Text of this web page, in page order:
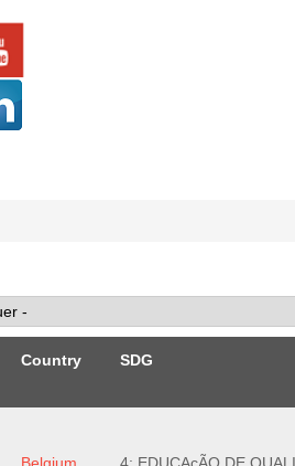
Country SDG
Belgium 4: EDUCAçÃO DE